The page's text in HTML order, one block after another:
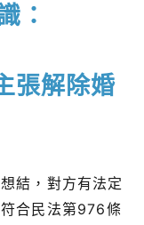
：
張解除婚
結，對方有法定
合民法第976條